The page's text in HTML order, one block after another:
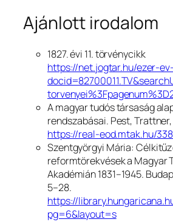
Ajánlott irodalom
1827. évi 11. törvénycikk
https://net.jogtar.hu/ezer-
A magyar tudós társaság
rendszabásai. Pest, Trattner,
https://real-eod.mtak.hu/
Szentgyörgyi Mária:
reformtörekvések a Magyar
Akadémián 1831–1945.
5–28.
https://
pg=6&layout=s